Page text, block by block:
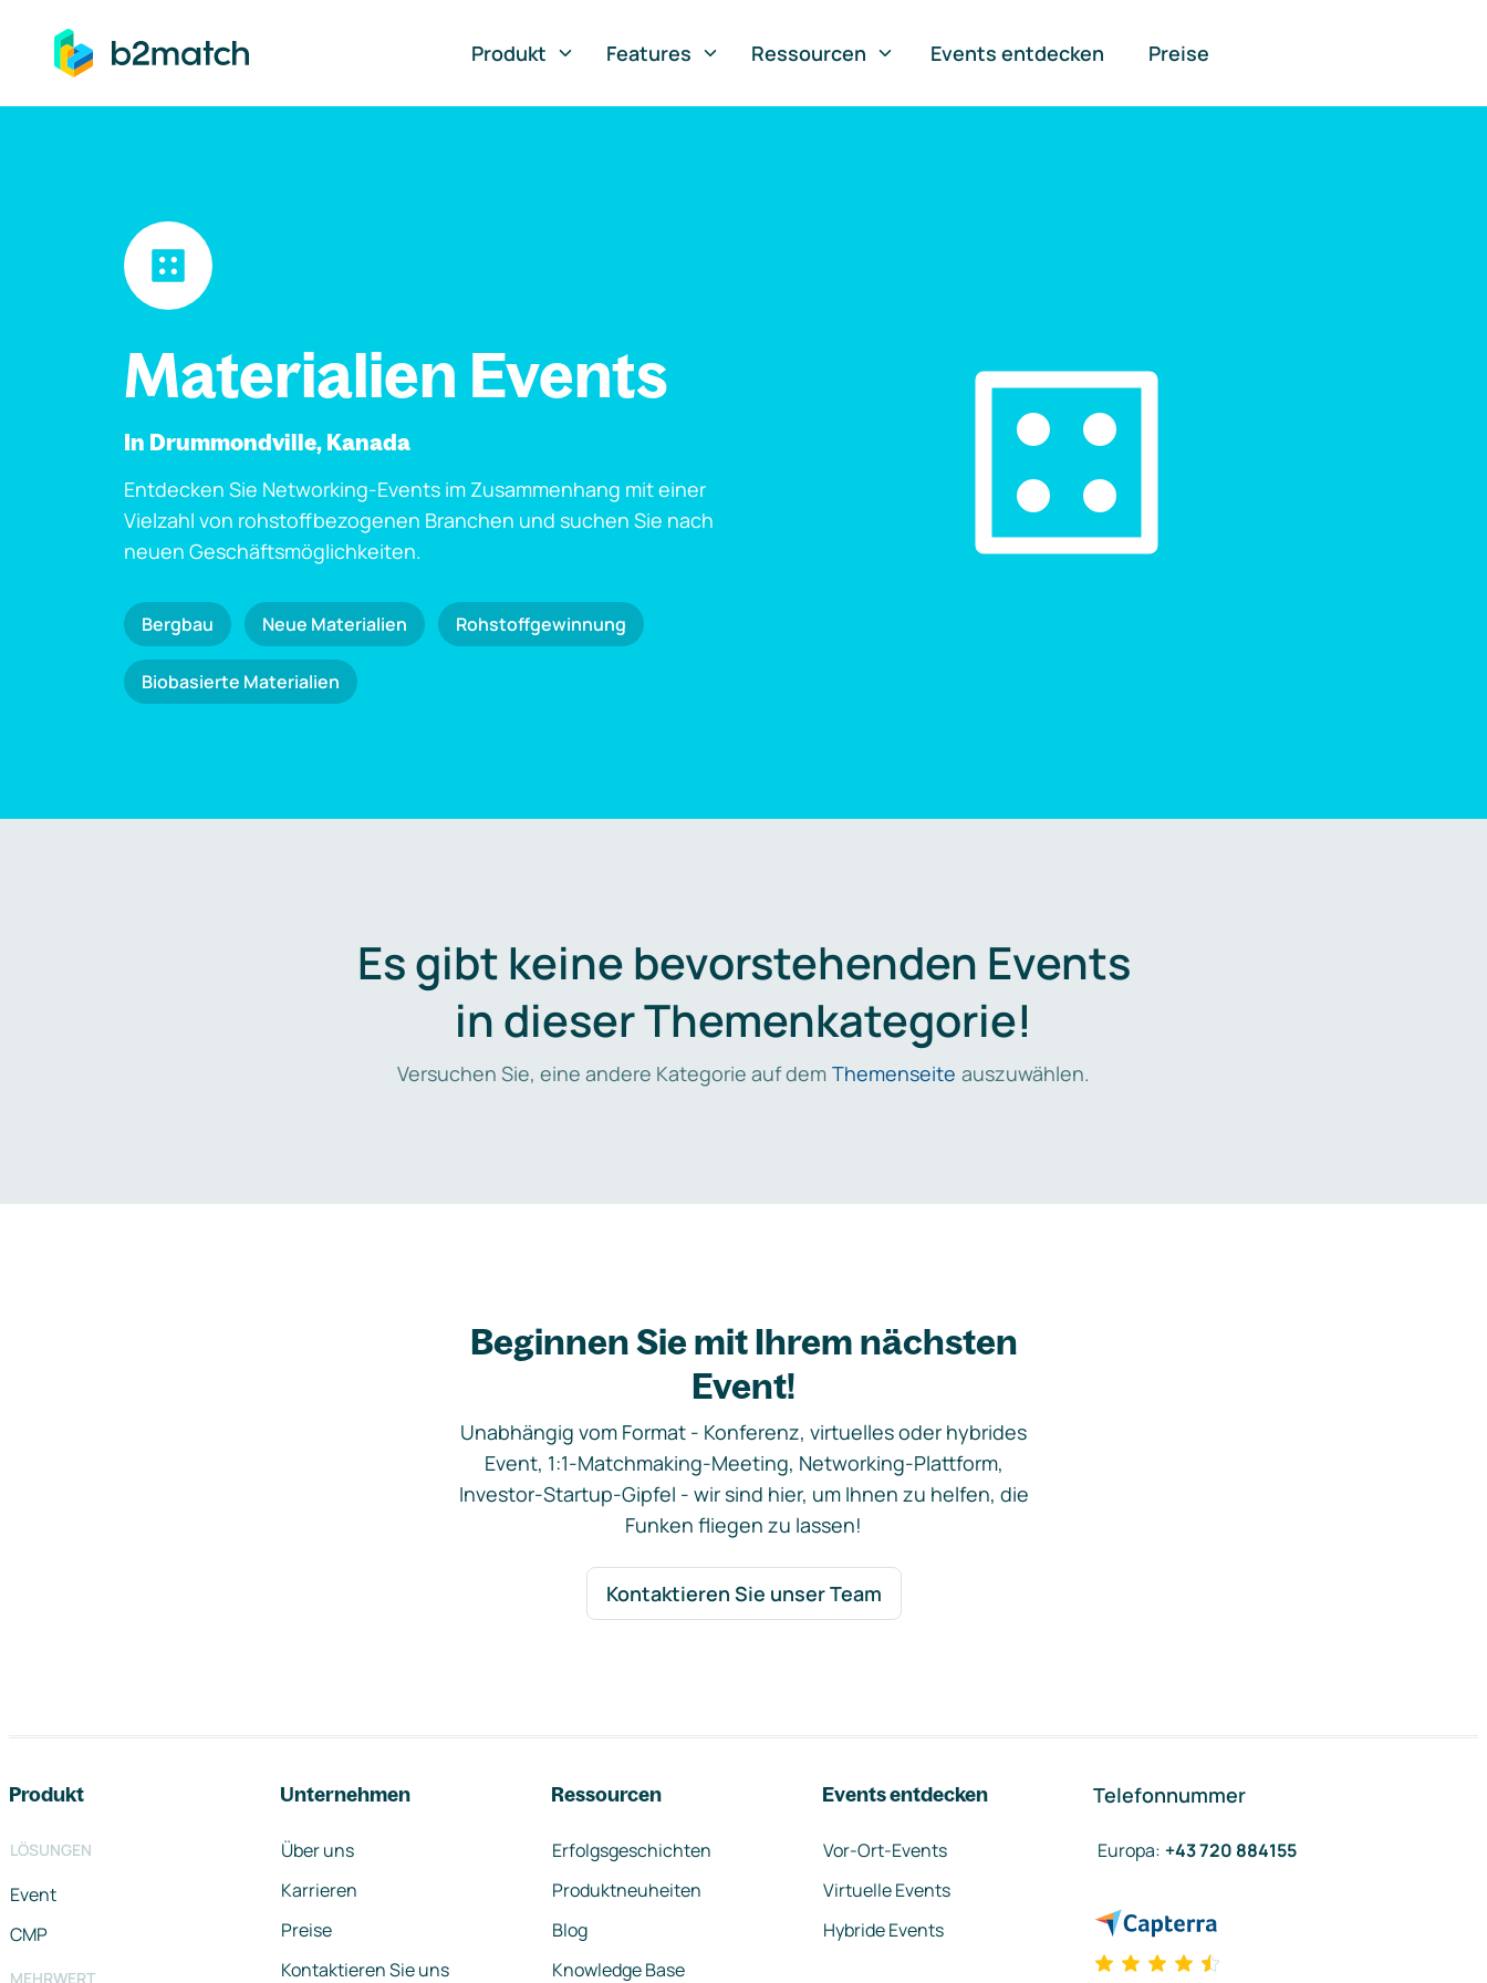
springen
Produkt
Features Ressourcen Events entdecken Preise
Materialien Events
In Drummondville, Kanada
Entdecken Sie Networking-Events im Zusammenhang mit einer
Vielzahl von rohstoffbezogenen Branchen und suchen Sie nach
neuen Geschäftsmöglichkeiten.
Bergbau Neue Materialien Rohstoffgewinnung
Biobasierte Materialien
Es gibt keine bevorstehenden Events
in dieser Themenkategorie!
Versuchen Sie, eine andere Kategorie auf dem Themenseite auszuwählen.
Beginnen Sie mit Ihrem nächsten
Event!
Unabhängig vom Format - Konferenz, virtuelles oder hybrides
Event, 1:1-Matchmaking-Meeting, Networking-Plattform,
Investor-Startup-Gipfel - wir sind hier, um Ihnen zu helfen, die
Funken fliegen zu lassen!
Kontaktieren Sie unser Team
Produkt
LÖSUNGEN
Event
CMP
MEHRWERT
Unternehmen
Über uns
Karrieren
Preise
Kontaktieren Sie uns
Ressourcen
Erfolgsgeschichten
Produktneuheiten
Blog
Knowledge Base
Events entdecken
Vor-Ort-Events
Virtuelle Events
Hybride Events
Telefonnummer
Europa: +43 720 884155